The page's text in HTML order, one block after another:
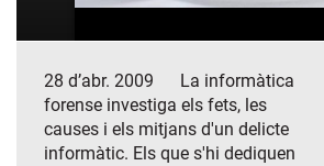
28 d’abr. 2009
La informàtica
forense investiga els fets, les
causes i els mitjans d'un delicte
informàtic. Els que s'hi dediquen